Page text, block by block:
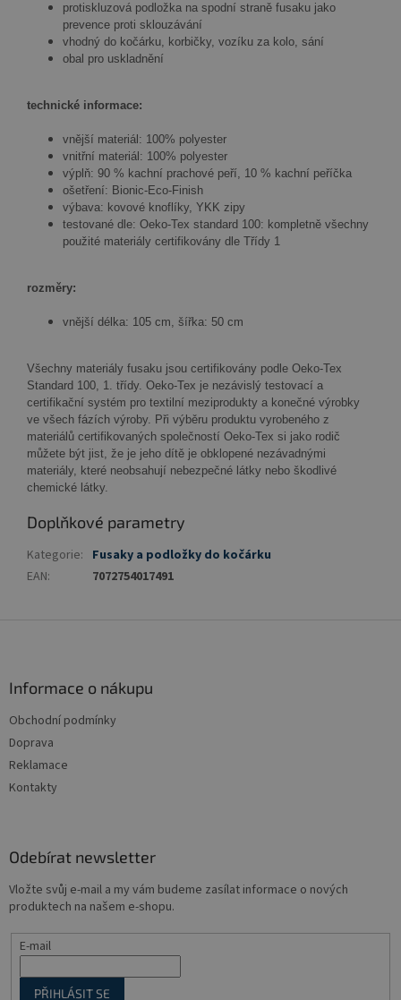
protiskluzová podložka na spodní straně fusaku jako
prevence proti sklouzávání
vhodný do kočárku, korbičky, vozíku za kolo, sání
obal pro uskladnění
technické informace:
vnější materiál: 100% polyester
vnitřní materiál: 100% polyester
výplň: 90 % kachní prachové peří, 10 % kachní peříčka
ošetření: Bionic-Eco-Finish
výbava: kovové knoflíky, YKK zipy
testované dle: Oeko-Tex standard 100: kompletně všechny
použité materiály certifikovány dle Třídy 1
rozměry:
vnější délka: 105 cm, šířka: 50 cm
Všechny materiály fusaku jsou certifikovány podle Oeko-Tex
Standard 100, 1. třídy. Oeko-Tex je nezávislý testovací a
certifikační systém pro textilní meziprodukty a konečné výrobky
ve všech fázích výroby. Při výběru produktu vyrobeného z
materiálů certifikovaných společností Oeko-Tex si jako rodič
můžete být jist, že je jeho dítě je obklopené nezávadnými
materiály, které neobsahují nebezpečné látky nebo škodlivé
chemické látky.
Doplňkové parametry
Kategorie: Fusaky a podložky do kočárku
EAN: 7072754017491
Informace o nákupu
Obchodní podmínky
Doprava
Reklamace
Kontakty
Odebírat newsletter
Vložte svůj e-mail a my vám budeme zasílat informace o nových
produktech na našem e-shopu.
E-mail
PŘIHLÁSIT SE